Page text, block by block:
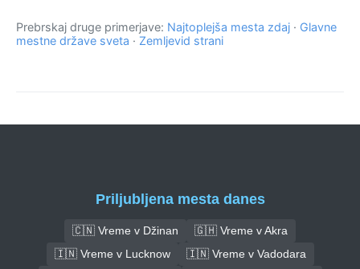
Prebrskaj druge primerjave: Najtoplejša mesta zdaj · Glavne
mestne države sveta · Zemljevid strani
Priljubljena mesta danes
🇨🇳 Vreme v Džinan
🇬🇭 Vreme v Akra
🇮🇳 Vreme v Lucknow
🇮🇳 Vreme v Vadodara